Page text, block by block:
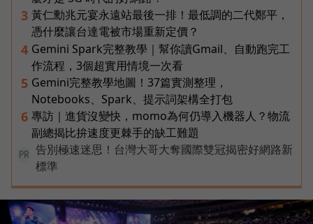
3 黃仁勳兆元宴永遠站最後一排！最低調的二代鄭平，
憑什麼讓台達電被市場重新定價？
4 Gemini Spark完整教學｜幫你讀Gmail、自動跑完工
作流程，3個超實用情境一次看
5 Gemini完整教學地圖！37篇實測整理，
Notebooks、Spark、提示詞架構全打包
6 專訪｜進貨沒變快，momo為何仍導入機器人？物流
副總揭比拚速度更棘手的缺工難題
PR
告別極速迷思！台灣大哥大奪國際雙冠揭密好網路新
標準